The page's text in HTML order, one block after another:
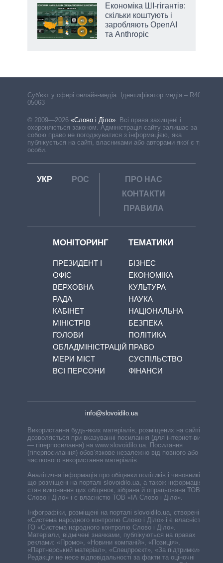
Економіка ШІ-гігантів:
скільки коштують і
заробляють OpenAI
та Anthropic
Cуб'єкт у сфері онлайн-медіа. Ідентифікатор медіа – R40-
05063
© 2009—2026 «Слово і Діло» Всі права захищені і
охороняються законом. Адміністрація сайту залишає за
собою право не погоджуватися з інформацією, яка
публікується на сайті, власниками або авторами якої є треті
особи.
УКР РОС
ПРО НАС
КОНТАКТИ
ПРАВИЛА
МОНІТОРИНГ
ПРЕЗИДЕНТ І
ОФІС
ВЕРХОВНА
РАДА
КАБІНЕТ
МІНІСТРІВ
ГОЛОВИ
ОБЛАДМІНІСТРАЦІЙ
МЕРИ МІСТ
ВСІ ПЕРСОНИ
ТЕМАТИКИ
БІЗНЕС
ЕКОНОМІКА
КУЛЬТУРА
НАУКА
НАЦІОНАЛЬНА
БЕЗПЕКА
ПОЛІТИКА
ПРАВО
СУСПІЛЬСТВО
ФІНАНСИ
info@slovoidilo.ua
Використання будь-яких матеріалів, розміщених на сайті,
дозволяється при вказуванні посилання (для інтернет-видань
— гіперпосилання) на www.slovoidilo.ua. Посилання
(гіперпосилання) обов’язкове незалежно від повного або
часткового використання матеріалів.
Аналітична інформація про обіцянки політиків і чиновників,
що розміщені на порталі slovoidilo.ua, а також інформація про
стан виконання цих обіцянок, зібрана й опрацьована ТОВ «ІА
Слово і Діло» і є власністю ТОВ «ІА Слово і Діло».
Інфографіки, розміщені на порталі slovoidilo.ua, створені ГО
«Система народного контролю Слово і Діло» і є власністю
ГО «Система народного контролю Слово і Діло».
Матеріали, відмічені значками, публікуються на правах
реклами: «Промо», «Новини компаній», «Позиція»,
«Партнерський матеріал», «Спецпроєкт», «За підтримки».
Редакція не несе відповідальності за факти та оціночні